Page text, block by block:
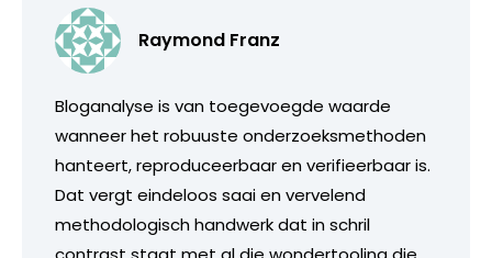
Raymond Franz
Bloganalyse is van toegevoegde waarde
wanneer het robuuste onderzoeksmethoden
hanteert, reproduceerbaar en verifieerbaar is.
Dat vergt eindeloos saai en vervelend
methodologisch handwerk dat in schril